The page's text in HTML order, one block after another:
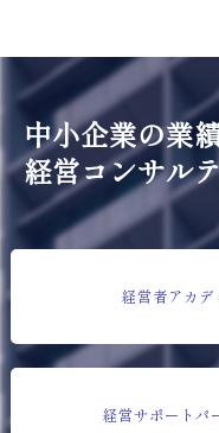
中小企業の業
経営コンサル
経営者アカ
経営サポートパ